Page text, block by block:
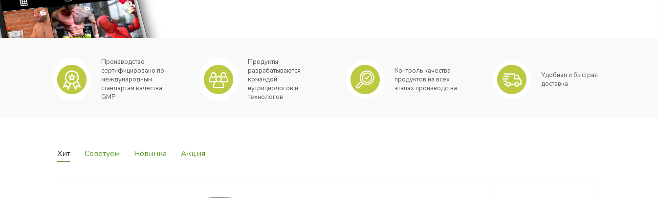
Производство
сертифицировано по
международным
стандартам качества
GMP
Продукты
разрабатываются
командой
нутрициологов и
технологов
Контроль качества
продуктов на всех
этапах производства
Удобная и быстрая
доставка
Хит Советуем Новинка Акция